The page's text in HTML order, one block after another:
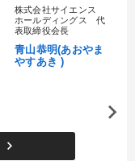
株式会社サイエンス
ホールディングス 代
表取締役会長
青山恭明(あおやま
やすあき )
keyboard_arrow_right